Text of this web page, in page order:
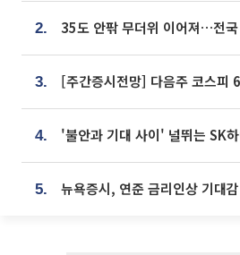
2.
3.
4.
5.